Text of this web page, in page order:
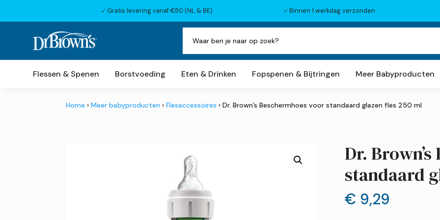
N Gratis levering vanaf €50 (NL & BE) N Binnen 1 werkdag verzonden
Flessen & Spenen Borstvoeding Eten & Drinken Fopspenen & Bijtringen Meer Babyproducten
Home ›Meer babyproducten ›Flesaccessoires › Dr. Brown’s Beschermhoes voor standaard glazen fles 250 ml
Dr.
standaard
€ 9,29